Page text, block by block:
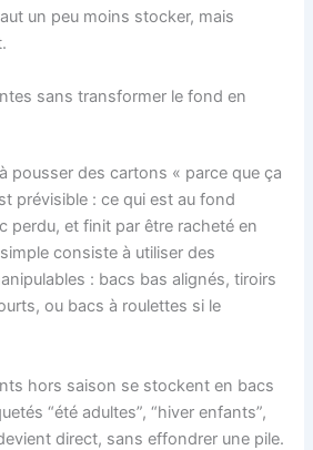
un peu moins stocker, mais
sans transformer le fond en
pousser des cartons « parce que ça
prévisible : ce qui est au fond
perdu, et finit par être racheté en
consiste à utiliser des
: bacs bas alignés, tiroirs
ou bacs à roulettes si le
hors saison se stockent en bacs
“été adultes”, “hiver enfants”,
direct, sans effondrer une pile.